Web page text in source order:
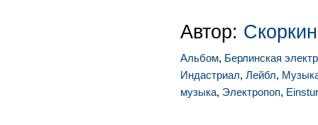
Автор:
Альбом, Берлинская
Индастриал, Лейбл,
музыка, Электропоп,